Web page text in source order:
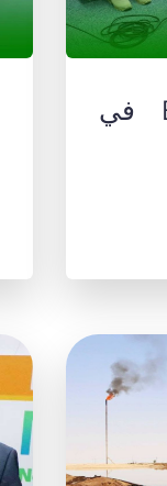
لبئر الاستكشافي B1 في